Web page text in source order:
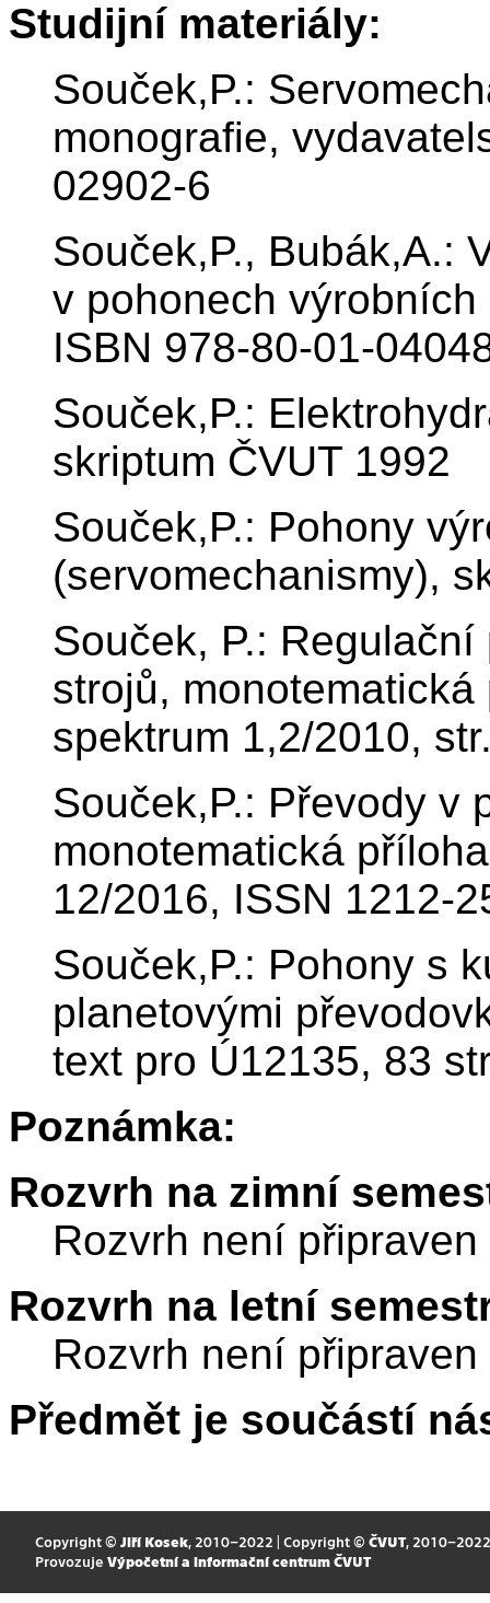
Studijní materiály:
Souček,P.:
monografie,
02902-6
Souček,P., Bubák,A.:
v pohonech
ISBN 978-80-01-
Souček,P.:
skriptum ČVUT 1992
Souček,P.: Pohony
(servomechanismy),
Souček, P.:
strojů,
spektrum 1,2/2010,
Souček,P.: Převody v
monotematická
12/2016, ISSN 1212-
Souček,P.: Pohony s
planetovými
text pro Ú12135, 83
Poznámka:
Rozvrh na zimní
Rozvrh není připraven
Rozvrh na letní
Rozvrh není připraven
Předmět je součástí
Copyright © Jiří Kosek, 2010–2022 | Copyright © ČVUT, 2010–2022
Provozuje Výpočetní a informační centrum ČVUT